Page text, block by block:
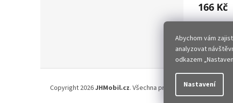
Abychom vám
analyzovat
odkazem
Nastavení
166 Kč
držáku na
Copyright 2026JHMobil.cz. Všechna práva vyhrazena.Upravit